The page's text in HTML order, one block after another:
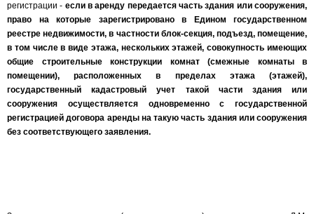
регистрации - если в аренду передается часть здания или сооружения,
право на которые зарегистрировано в Едином государственном
реестре недвижимости, в частности блок-секция, подъезд, помещение,
в том числе в виде этажа, нескольких этажей, совокупность имеющих
общие строительные конструкции комнат (смежные комнаты в
помещении), расположенных в пределах этажа (этажей),
государственный кадастровый учет такой части здания или
сооружения осуществляется одновременно с государственной
регистрацией договора аренды на такую часть здания или сооружения
без соответствующего заявления.